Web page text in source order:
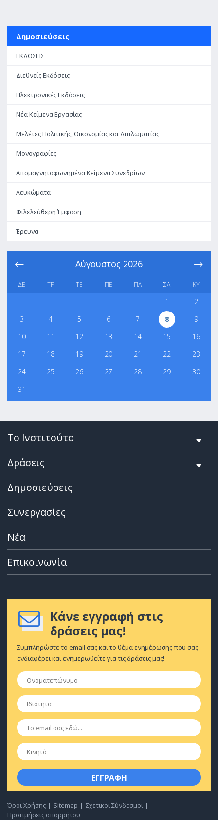
Δημοσιεύσεις
ΕΚΔΟΣΕΙΣ
Διεθνείς Εκδόσεις
Ηλεκτρονικές Εκδόσεις
Νέα Κείμενα Εργασίας
Μελέτες Πολιτικής, Οικονομίας και Διπλωματίας
Μονογραφίες
Απομαγνητοφωνημένα Κείμενα Συνεδρίων
Λευκώματα
Φιλελεύθερη Έμφαση
Έρευνα
Αύγουστος 2026
ΔΕ ΤΡ ΤΕ ΠΕ ΠΑ ΣΑ ΚΥ
1
2
3
4 5 6 7 8
9
10
11 12 13 14 15
16
17
18 19 20 21 22
23
24
25 26 27 28 29
30
31
Το Ινστιτούτο
Δράσεις
Δημοσιεύσεις
Συνεργασίες
Νέα
Επικοινωνία
Κάνε εγγραφή στις
δράσεις μας!
Συμπληρώστε το email σας και το θέμα ενημέρωσης που σας
ενδιαφέρει και ενημερωθείτε για τις δράσεις μας!
Ονοματεπώνυμο
Ιδιότητα
Email
Κινητό
Όροι Χρήσης Sitemap
Σχετικοί Σύνδεσμοι
Προτιμήσεις απορρήτου